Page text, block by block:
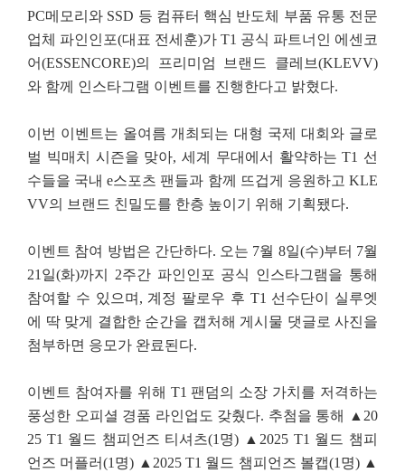
PC메모리와 SSD 등 컴퓨터 핵심 반도체 부품 유통 전문
업체 파인인포(대표 전세훈)가 T1 공식 파트너인 에센코
어(ESSENCORE)의 프리미엄 브랜드 클레브(KLEVV)
와 함께 인스타그램 이벤트를 진행한다고 밝혔다.
이번 이벤트는 올여름 개최되는 대형 국제 대회와 글로
벌 빅매치 시즌을 맞아, 세계 무대에서 활약하는 T1 선
수들을 국내 e스포츠 팬들과 함께 뜨겁게 응원하고 KLE
VV의 브랜드 친밀도를 한층 높이기 위해 기획됐다.
이벤트 참여 방법은 간단하다. 오는 7월 8일(수)부터 7월
21일(화)까지 2주간 파인인포 공식 인스타그램을 통해
참여할 수 있으며, 계정 팔로우 후 T1 선수단이 실루엣
에 딱 맞게 결합한 순간을 캡처해 게시물 댓글로 사진을
첨부하면 응모가 완료된다.
이벤트 참여자를 위해 T1 팬덤의 소장 가치를 저격하는
풍성한 오피셜 경품 라인업도 갖췄다. 추첨을 통해 ▲20
25 T1 월드 챔피언즈 티셔츠(1명) ▲2025 T1 월드 챔피
언즈 머플러(1명) ▲2025 T1 월드 챔피언즈 볼캡(1명) ▲